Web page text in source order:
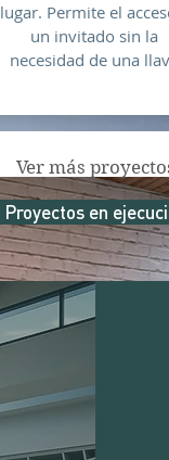
lugar. Permite el
un invitado sin la
necesidad de una
Ver más
Proyectos en